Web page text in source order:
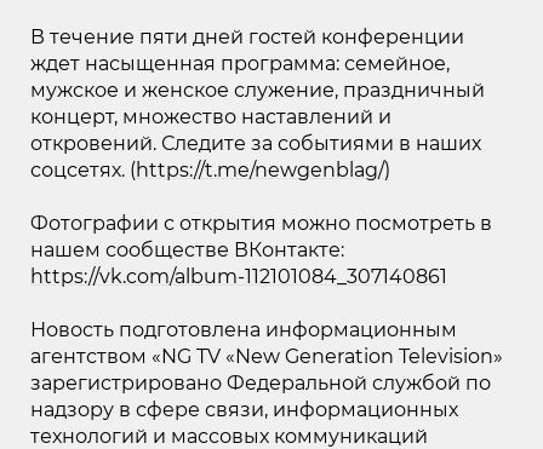
В течение пяти дней гостей конференции
ждет насыщенная программа: семейное,
мужское и женское служение, праздничный
концерт, множество наставлений и
откровений. Следите за событиями в наших
соцсетях. (https://t.me/newgenblag/)
Фотографии с открытия можно посмотреть в
нашем сообществе ВКонтакте:
https://vk.com/album-112101084_307140861
Новость подготовлена информационным
агентством «NG TV «New Generation Television»
зарегистрировано Федеральной службой по
надзору в сфере связи, информационных
технологий и массовых коммуникаций